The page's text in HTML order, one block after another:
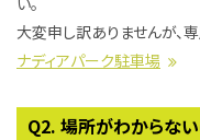
大変申し訳ありませんが、
ナディアパーク駐車場
場所がわからない